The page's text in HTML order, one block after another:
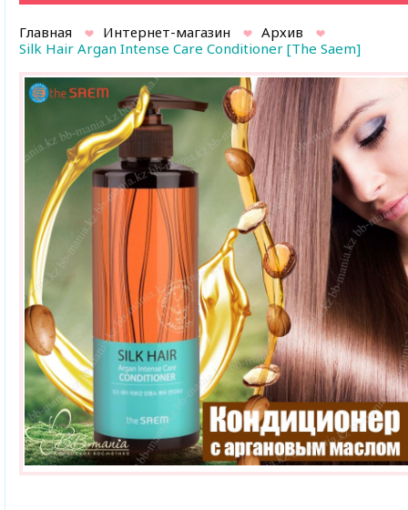
Главная Интернет-магазин
Архив
Silk Hair Argan Intense Care Conditioner [The Saem]